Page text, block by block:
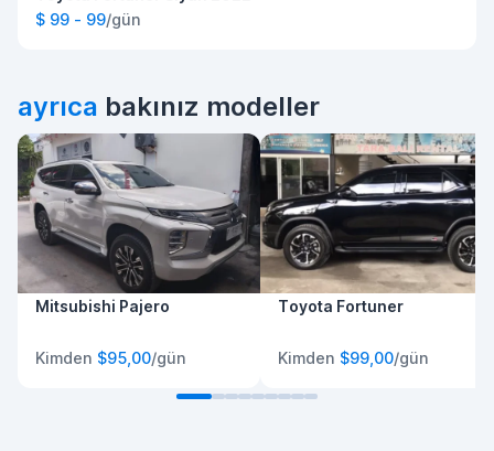
$ 99 - 99/gün
ayrıca bakınız modeller
Mitsubishi Pajero
Kimden $95,00/gün
Toyota Fortuner
Kimden $99,00/gün